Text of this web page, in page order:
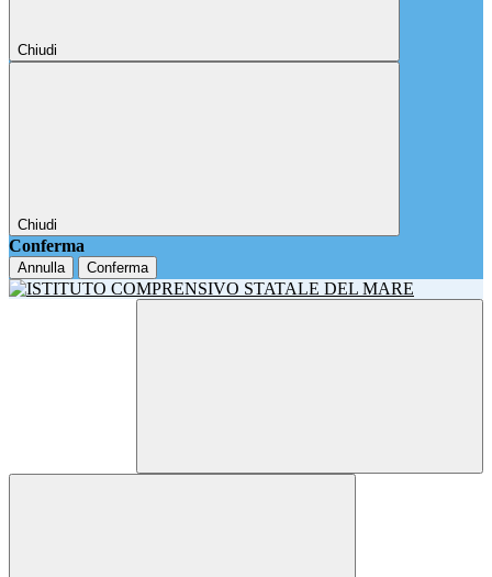
Chiudi
Chiudi
Conferma
Annulla Conferma